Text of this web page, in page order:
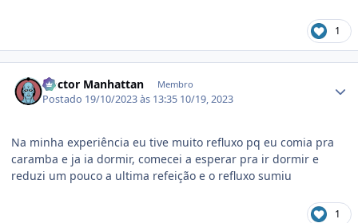
1
Doctor Manhattan Membro
Postado 19/10/2023 às 13:35 10/19, 2023
Na minha experiência eu tive muito refluxo pq eu comia pra
caramba e ja ia dormir, comecei a esperar pra ir dormir e
reduzi um pouco a ultima refeição e o refluxo sumiu
1